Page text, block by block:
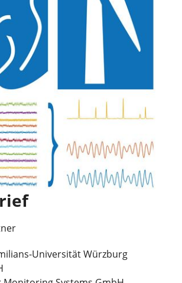
Universität Würzburg